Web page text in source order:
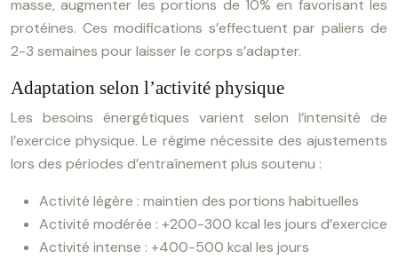
masse, augmenter les portions de 10% en favorisant les
protéines. Ces modifications s’effectuent par paliers de
2-3 semaines pour laisser le corps s’adapter.
Adaptation selon l’activité physique
Les besoins énergétiques varient selon l’intensité de
l’exercice physique. Le régime nécessite des ajustements
lors des périodes d’entraînement plus soutenu :
Activité légère : maintien des portions habituelles
Activité modérée : +200-300 kcal les jours d’exercice
Activité intense : +400-500 kcal les jours